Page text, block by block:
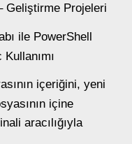
Geliştirme Projeleri
ile PowerShell
içeriğini, yeni
içine
aracılığıyla